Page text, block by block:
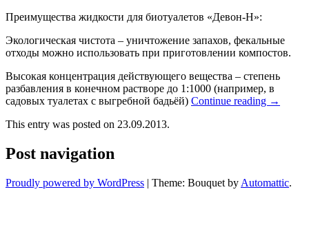
Преимущества жидкости для биотуалетов «Девон-Н»:
Экологическая чистота – уничтожение запахов, фекальные
отходы можно использовать при приготовлении компостов.
Высокая концентрация действующего вещества – степень
разбавления в конечном растворе до 1:1000 (например, в
садовых туалетах с выгребной бадьёй) Continue reading →
This entry was posted on 23.09.2013.
Post navigation
Proudly powered by WordPress | Theme: Bouquet by Automattic.